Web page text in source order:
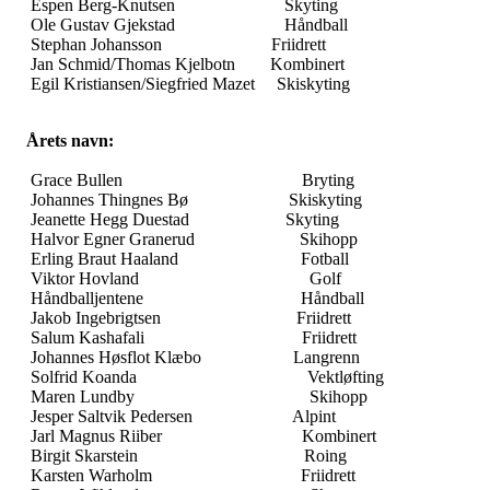
Espen Berg-Knutsen Skyting
Ole Gustav Gjekstad Håndball
Stephan Johansson Friidrett
Jan Schmid/Thomas Kjelbotn Kombinert
Egil Kristiansen/Siegfried Mazet Skiskyting
Årets navn:
Grace Bullen Bryting
Johannes Thingnes Bø Skiskyting
Jeanette Hegg Duestad Skyting
Halvor Egner Granerud Skihopp
Erling Braut Haaland Fotball
Viktor Hovland Golf
Håndballjentene Håndball
Jakob Ingebrigtsen Friidrett
Salum Kashafali Friidrett
Johannes Høsflot Klæbo Langrenn
Solfrid Koanda Vektløfting
Maren Lundby Skihopp
Jesper Saltvik Pedersen Alpint
Jarl Magnus Riiber Kombinert
Birgit Skarstein Roing
Karsten Warholm Friidrett